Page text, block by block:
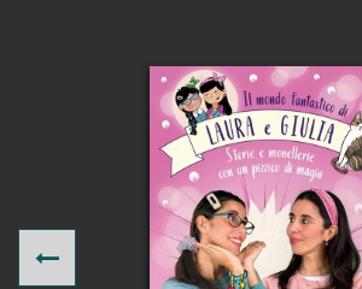
Previous